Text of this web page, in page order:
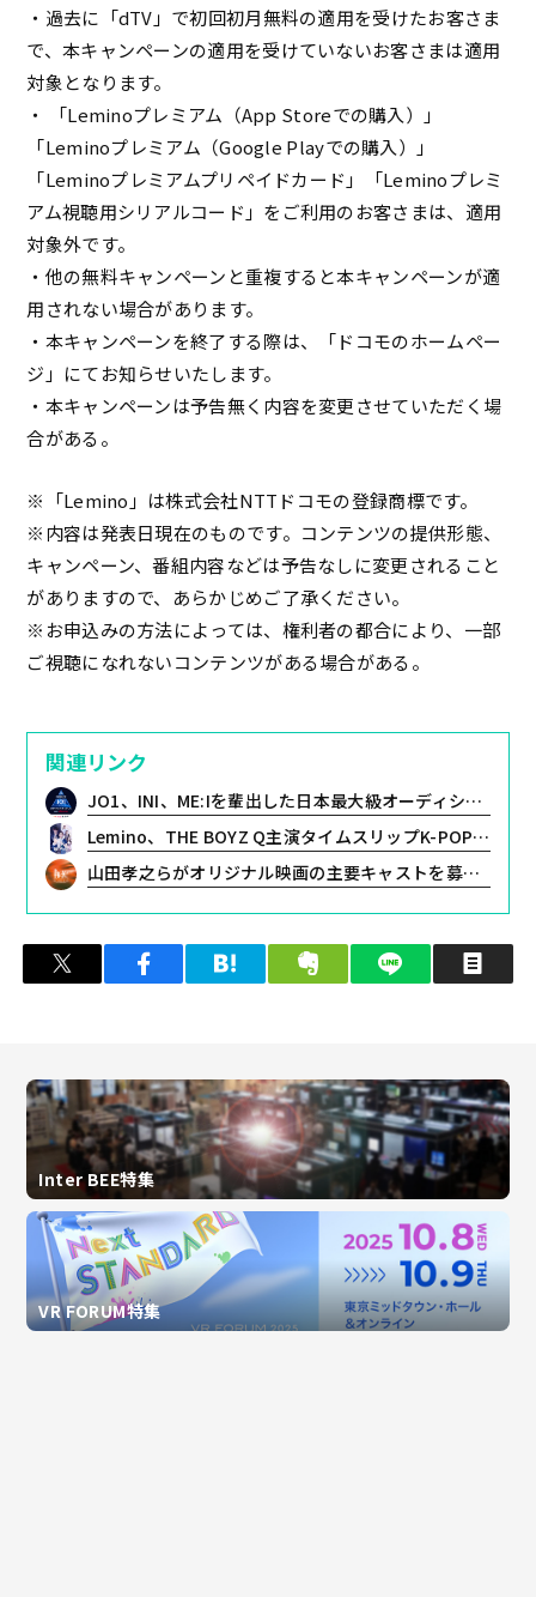
・過去に「dTV」で初回初月無料の適用を受けたお客さま
で、本キャンペーンの適用を受けていないお客さまは適用
対象となります。
・ 「Leminoプレミアム（App Storeでの購入）」
「Leminoプレミアム（Google Playでの購入）」
「Leminoプレミアムプリペイドカード」「Leminoプレミ
アム視聴用シリアルコード」をご利用のお客さまは、適用
対象外です。
・他の無料キャンペーンと重複すると本キャンペーンが適
用されない場合があります。
・本キャンペーンを終了する際は、「ドコモのホームペー
ジ」にてお知らせいたします。
・本キャンペーンは予告無く内容を変更させていただく場
合がある。
※「Lemino」は株式会社NTTドコモの登録商標です。
※内容は発表日現在のものです。コンテンツの提供形態、
キャンペーン、番組内容などは予告なしに変更されること
がありますので、あらかじめご了承ください。
※お申込みの方法によっては、権利者の都合により、一部
ご視聴になれないコンテンツがある場合がある。
関連リンク
JO1、INI、ME:Iを輩出した日本最大級オーディション番組第4弾「PRODUCE 101 JAPAN 新世界」始動！Leminoで独占無料配信決定
Lemino、THE BOYZ Q主演タイムスリップK-POPロマンスコメディ「推しデビュ― ～My Idol, My Debut～」を日韓同時・独占配信へ
山田孝之らがオリジナル映画の主要キャストを募る大規模俳優オーディションを開催！映像配信サービス「Lemino」にて独占配信決定
ツイート シェア はてブ クリップ LINEで送る
Inter BEE特集
VR FORUM特集